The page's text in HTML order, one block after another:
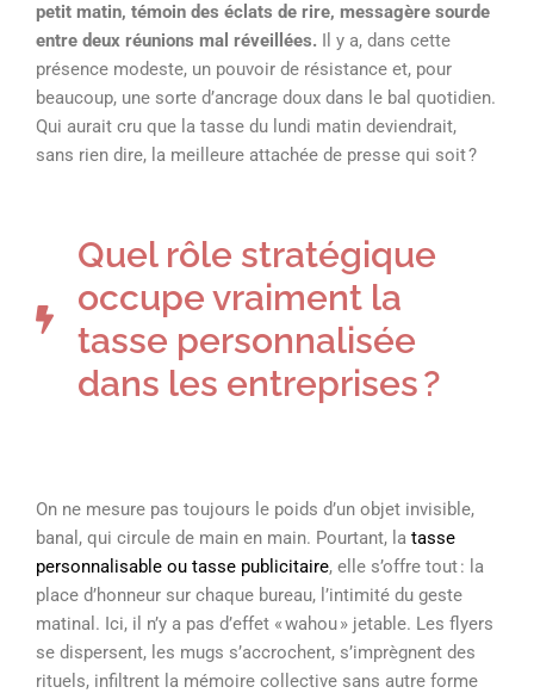
petit matin, témoin des éclats de rire, messagère sourde
entre deux réunions mal réveillées. Il y a, dans cette
présence modeste, un pouvoir de résistance et, pour
beaucoup, une sorte d’ancrage doux dans le bal quotidien.
Qui aurait cru que la tasse du lundi matin deviendrait,
sans rien dire, la meilleure attachée de presse qui soit ?
Quel rôle stratégique
occupe vraiment la
tasse personnalisée
dans les entreprises ?
On ne mesure pas toujours le poids d’un objet invisible,
banal, qui circule de main en main. Pourtant, la tasse
personnalisable ou tasse publicitaire, elle s’offre tout : la
place d’honneur sur chaque bureau, l’intimité du geste
matinal. Ici, il n’y a pas d’effet « wahou » jetable. Les flyers
se dispersent, les mugs s’accrochent, s’imprègnent des
rituels, infiltrent la mémoire collective sans autre forme